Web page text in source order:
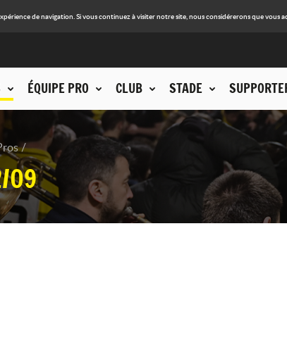
de navigation. Si vous continuez à visiter notre site, nous considérerons que vous
ÉQUIPE PRO CLUB STADE
09